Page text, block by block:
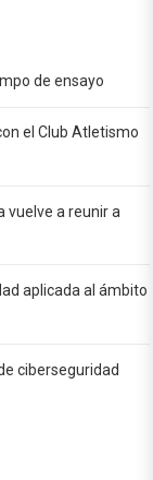
de ensayo
el Club Atletismo
vuelve a reunir a
aplicada al ámbito
ciberseguridad